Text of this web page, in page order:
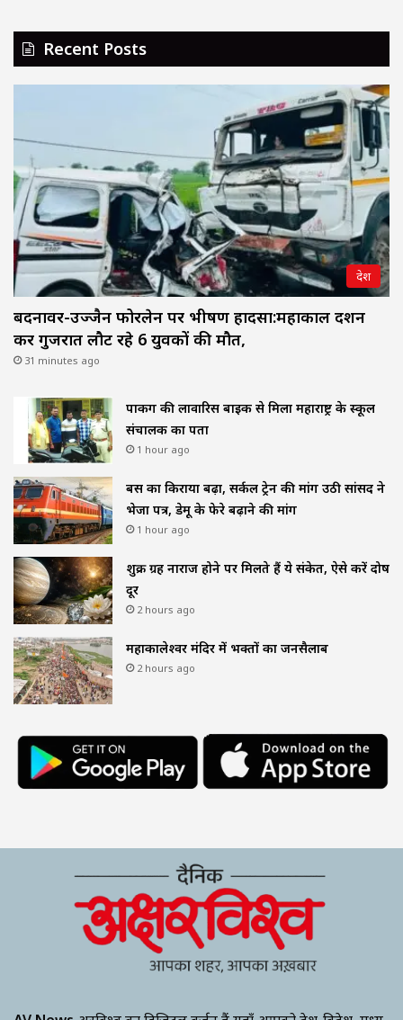
Recent Posts
देश
बदनावर-उज्जैन फोरलेन पर भीषण हादसा:महाकाल दर्शन
कर गुजरात लौट रहे 6 युवकों की मौत,
31 minutes ago
पार्किंग की लावारिस बाइक से मिला महाराष्ट्र के स्कूल
संचालक का पता
1 hour ago
बस का किराया बढ़ा, सर्कल ट्रेन की मांग उठी सांसद ने
भेजा पत्र, डेमू के फेरे बढ़ाने की मांग
1 hour ago
शुक्र ग्रह नाराज होने पर मिलते हैं ये संकेत, ऐसे करें दोष
दूर
2 hours ago
महाकालेश्वर मंदिर में भक्तों का जनसैलाब
2 hours ago